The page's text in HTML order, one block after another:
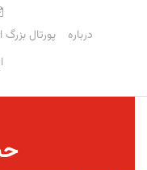
درباره پورتال